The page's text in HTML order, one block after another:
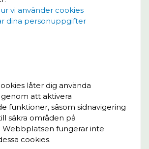
vi använder cookies
dina personuppgifter
låter dig använda
att aktivera
funktioner, såsom sidnavigering
säkra områden på
fungerar inte
cookies.